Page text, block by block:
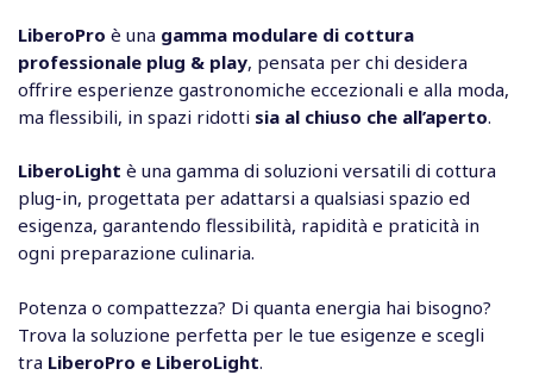
LiberoPro è una gamma modulare di cottura
professionale plug & play, pensata per chi desidera
offrire esperienze gastronomiche eccezionali e alla moda,
ma flessibili, in spazi ridotti sia al chiuso che all’aperto.
LiberoLight è una gamma di soluzioni versatili di cottura
plug-in, progettata per adattarsi a qualsiasi spazio ed
esigenza, garantendo flessibilità, rapidità e praticità in
ogni preparazione culinaria.
Potenza o compattezza? Di quanta energia hai bisogno?
Trova la soluzione perfetta per le tue esigenze e scegli
tra LiberoPro e LiberoLight.